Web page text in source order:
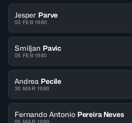
Jesper Parve
03 FEB 1980
Smiljan Pavic
05 FEB 1980
Andrea Pecile
30 MAR 1980
Fernando Antonio Pereira Neves
05 MAR 1980